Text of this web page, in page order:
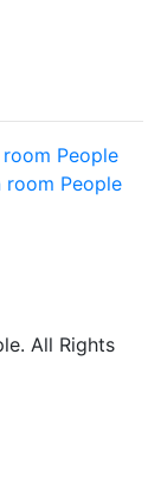
All Rights